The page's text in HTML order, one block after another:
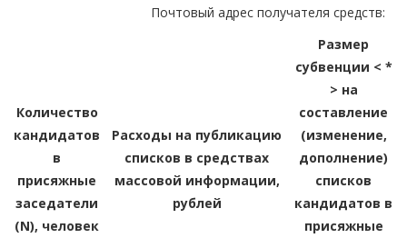
Почтовый адрес получателя средств:
Количество
кандидатов
в
присяжные
заседатели
(N), человек
Расходы на публикацию
списков в средствах
массовой информации,
рублей
Размер
субвенции < *
> на
составление
(изменение,
дополнение)
списков
кандидатов в
присяжные